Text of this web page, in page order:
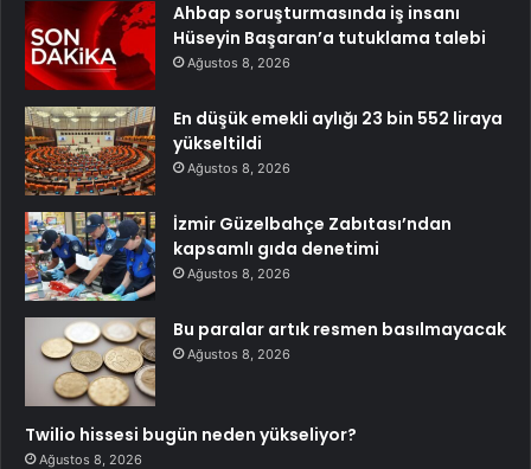
Ahbap soruşturmasında iş insanı
Hüseyin Başaran’a tutuklama talebi
Ağustos 8, 2026
En düşük emekli aylığı 23 bin 552 liraya
yükseltildi
Ağustos 8, 2026
İzmir Güzelbahçe Zabıtası’ndan
kapsamlı gıda denetimi
Ağustos 8, 2026
Bu paralar artık resmen basılmayacak
Ağustos 8, 2026
Twilio hissesi bugün neden yükseliyor?
Ağustos 8, 2026